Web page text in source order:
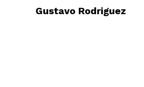
Gustavo Rodriguez